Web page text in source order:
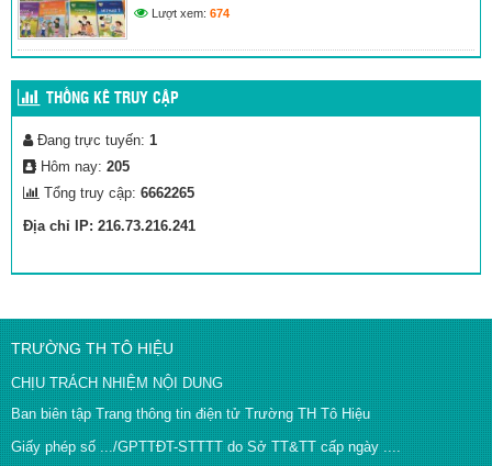
Lượt xem: 674
THỐNG KÊ TRUY CẬP
Đang trực tuyến: 1
Hôm nay: 205
Tổng truy cập: 6662265
Địa chỉ IP: 216.73.216.241
TRƯỜNG TH TÔ HIỆU
CHỊU TRÁCH NHIỆM NỘI DUNG
Ban biên tập Trang thông tin điện tử Trường TH Tô Hiệu
Giấy phép số .../GPTTĐT-STTTT do Sở TT&TT cấp ngày ....